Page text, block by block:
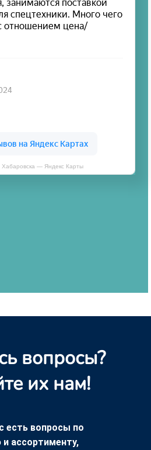
Хабаровска — Яндекс Карты
вопросы?
их нам!
есть вопросы по
и ассортименту,